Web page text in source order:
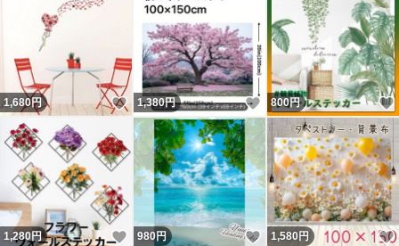
1,680円 いいね！
1,380円 いいね！
800円
1,280円 いいね！
980円 いいね！
1,580円